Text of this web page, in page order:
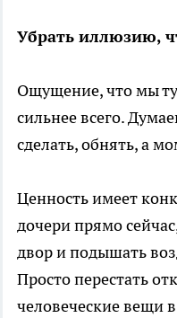
Убрать иллюзию,
Ощущение, что мы
сильнее всего.
сделать, обнять, а
Ценность имеет
дочери прямо
двор и подышать
Просто перестать
человеческие вещи